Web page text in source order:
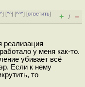
^] [^^] [^^^] [ответить]
+ / –
реализация
у меня как-то.
убивает всё
Если к нему
то